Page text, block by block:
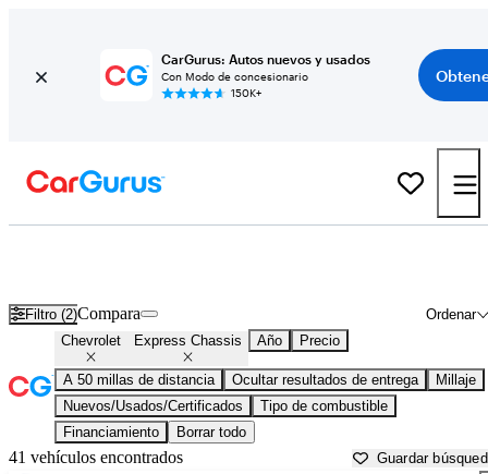
CarGurus: Autos nuevos y usados
Con Modo de concesionario
150K+
Filtro (2) Ordenar
Compara
Chevrolet Express Chassis Año Precio
A 50 millas de distancia Ocultar resultados de entrega
Millaje
Nuevos/Usados/Certificados
Tipo de combustible
Financiamiento
Borrar todo
41 vehículos encontrados Guardar